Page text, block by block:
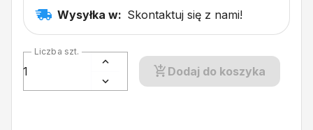
Wysyłka w: Skontaktuj się z nami!
Liczba szt.
Dodaj do koszyka